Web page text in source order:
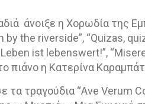
άνοιξε η Χορωδία της
by the riverside”, “Quizas,
Leben ist lebenswert!”, “
πιάνο η Κατερίνα
τα τραγούδια “Ave Verum